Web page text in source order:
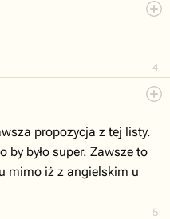
4
5
propozycja z tej listy.
by było super. Zawsze to
mimo iż z angielskim u